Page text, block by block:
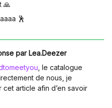
🙏
🕺
parLea.Deezer
, le catalogue
de nous, je
cet article afin d’en savoir